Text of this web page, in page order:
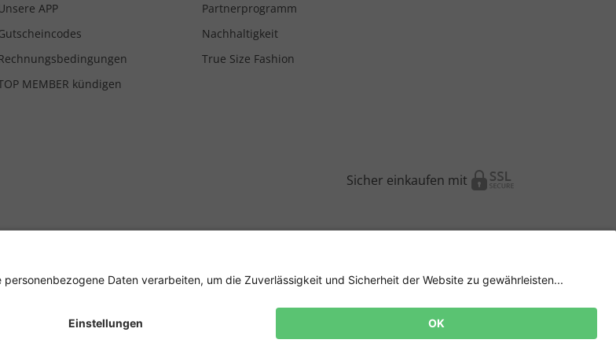
APP
MEMBER kündigen
Partnerprogramm
Nachhaltigkeit
True Size Fashion
Sicher einkaufen mit